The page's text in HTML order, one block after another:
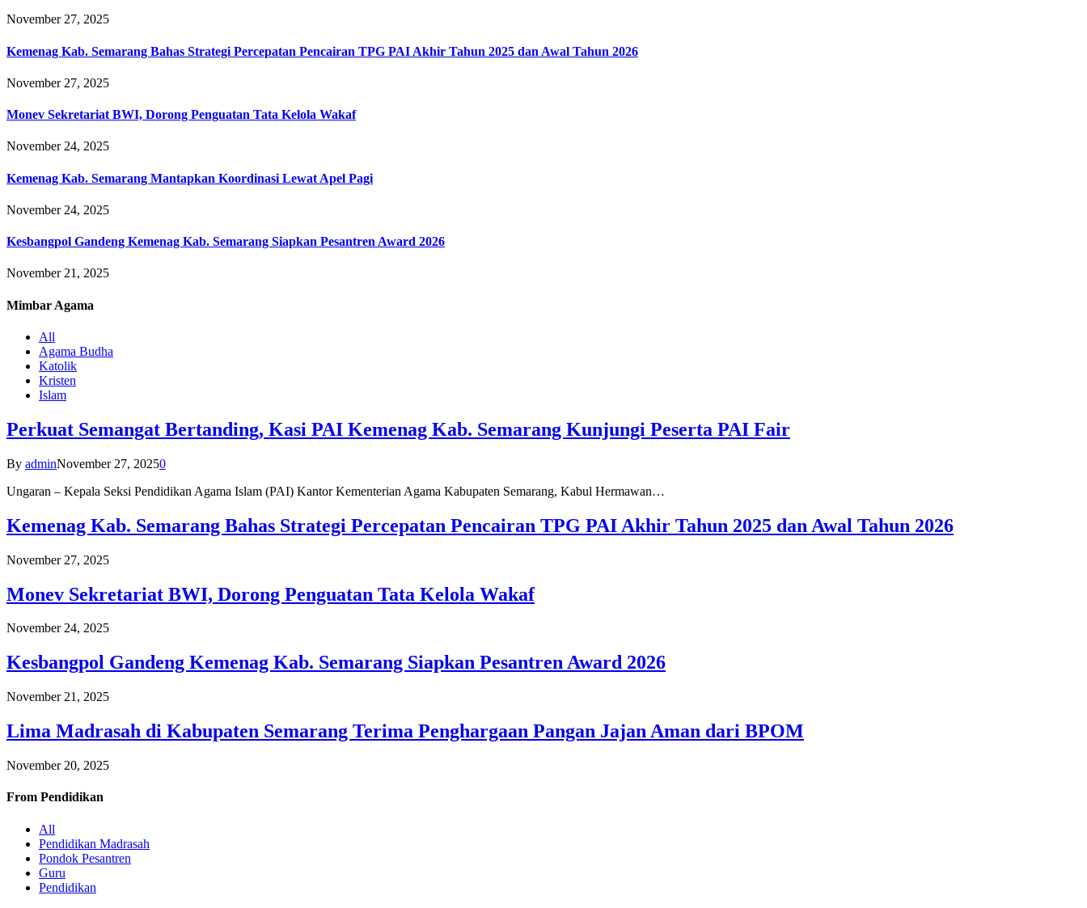
November 27, 2025
Kemenag Kab. Semarang Bahas Strategi Percepatan Pencairan TPG PAI Akhir Tahun 2025 dan Awal Tahun 2026
November 27, 2025
Monev Sekretariat BWI, Dorong Penguatan Tata Kelola Wakaf
November 24, 2025
Kemenag Kab. Semarang Mantapkan Koordinasi Lewat Apel Pagi
November 24, 2025
Kesbangpol Gandeng Kemenag Kab. Semarang Siapkan Pesantren Award 2026
November 21, 2025
Mimbar Agama
All
Agama Budha
Katolik
Kristen
Islam
Perkuat Semangat Bertanding, Kasi PAI Kemenag Kab. Semarang Kunjungi Peserta PAI Fair
By adminNovember 27, 20250
Ungaran – Kepala Seksi Pendidikan Agama Islam (PAI) Kantor Kementerian Agama Kabupaten Semarang, Kabul Hermawan…
Kemenag Kab. Semarang Bahas Strategi Percepatan Pencairan TPG PAI Akhir Tahun 2025 dan Awal Tahun 2026
November 27, 2025
Monev Sekretariat BWI, Dorong Penguatan Tata Kelola Wakaf
November 24, 2025
Kesbangpol Gandeng Kemenag Kab. Semarang Siapkan Pesantren Award 2026
November 21, 2025
Lima Madrasah di Kabupaten Semarang Terima Penghargaan Pangan Jajan Aman dari BPOM
November 20, 2025
From Pendidikan
All
Pendidikan Madrasah
Pondok Pesantren
Guru
Pendidikan